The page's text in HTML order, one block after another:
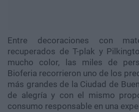
Entre decoraciones con
recuperados de T-plak y
mucho color, las miles de
Bioferia recorrieron uno de los
más grandes de la Ciudad de
de alegría y con el mismo
consumo responsable en una